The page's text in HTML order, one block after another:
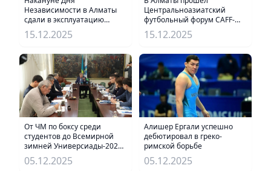
Независимости в Алматы
сдали в эксплуатацию
детский сад №195
15.12.2025
Центральноазиатский
футбольный форум CAFF-
2025
15.12.2025
От ЧМ по боксу среди
студентов до Всемирной
зимней Универсиады-2029:
Алматы усиливает статус
города больших стартов
05.12.2025
Алишер Ергали успешно
дебютировал в греко-
римской борьбе
05.12.2025